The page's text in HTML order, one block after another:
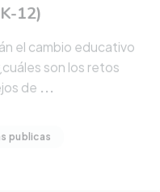
son los retos
de
publicas